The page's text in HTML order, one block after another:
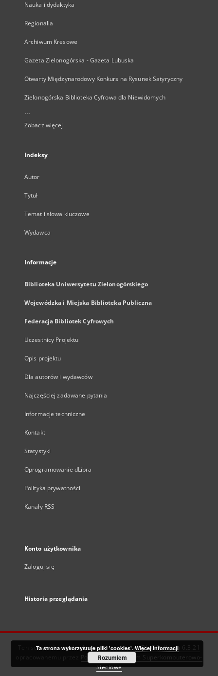
Nauka i dydaktyka
Regionalia
Archiwum Kresowe
Gazeta Zielonogórska - Gazeta Lubuska
Otwarty Międzynarodowy Konkurs na Rysunek Satyryczny
Zielonogórska Biblioteka Cyfrowa dla Niewidomych
...
Zobacz więcej
Indeksy
Autor
Tytuł
Temat i słowa kluczowe
Wydawca
Informacje
Biblioteka Uniwersytetu Zielonogórskiego
Wojewódzka i Miejska Biblioteka Publiczna
Federacja Bibliotek Cyfrowych
Uczestnicy Projektu
Opis projektu
Dla autorów i wydawców
Najczęściej zadawane pytania
Informacje techniczne
Kontakt
Statystyki
Oprogramowanie dLibra
Polityka prywatności
Kanały RSS
Konto użytkownika
Zaloguj się
Historia przeglądania
Ten serwis działa dzięki oprogramowaniuDInGO dLibra 6.3.21
Poznańskie Centrum Superkomputerowo-
Sieciowe
Ta strona wykorzystuje pliki 'cookies'. Więcej informacji
Rozumiem